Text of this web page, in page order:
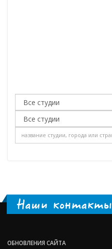
Наши контакты
ОБНОВЛЕНИЯ САЙТА